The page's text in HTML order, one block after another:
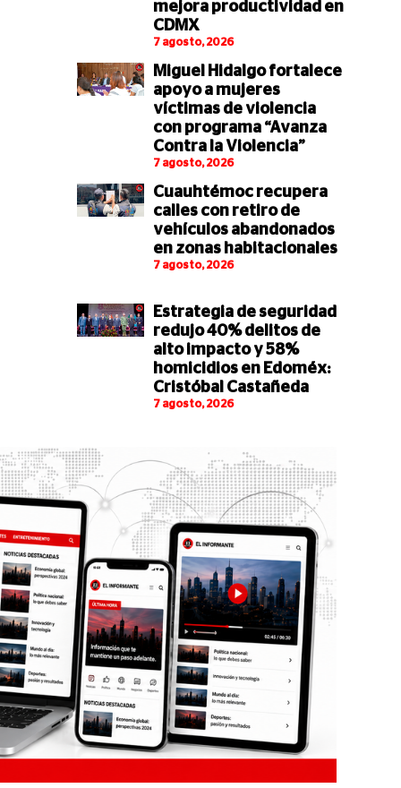
mejora productividad en
CDMX
7 agosto, 2026
Miguel Hidalgo fortalece
apoyo a mujeres
víctimas de violencia
con programa “Avanza
Contra la Violencia”
7 agosto, 2026
Cuauhtémoc recupera
calles con retiro de
vehículos abandonados
en zonas habitacionales
7 agosto, 2026
Estrategia de seguridad
redujo 40% delitos de
alto impacto y 58%
homicidios en Edoméx:
Cristóbal Castañeda
7 agosto, 2026